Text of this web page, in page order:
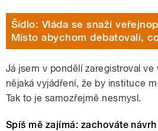
Šídlo: Vláda se snaží
Místo abychom debatovali,
Já jsem v pondělí zaregistroval ve
nějaká vyjádření, že by instituce
Tak to je samozřejmě nesmysl.
Spíš mě zajímá: zachováte